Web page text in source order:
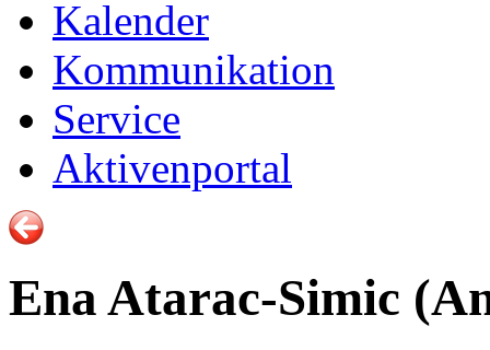
Kalender
Kommunikation
Service
Aktivenportal
Ena Atarac-Simic